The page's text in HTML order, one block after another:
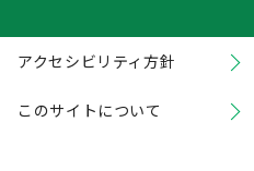
アクセシビリティ方針
このサイトについて